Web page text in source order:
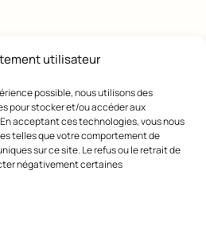
utilisateur
possible, nous utilisons des
pour stocker et/ou accéder aux
acceptant ces technologies, vous nous
telles que votre comportement de
sur ce site. Le refus ou le retrait de
négativement certaines